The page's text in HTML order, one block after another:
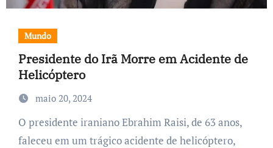
Mundo
Presidente do Irã Morre em Acidente de
Helicóptero
maio 20, 2024
O presidente iraniano Ebrahim Raisi, de 63 anos,
faleceu em um trágico acidente de helicóptero,